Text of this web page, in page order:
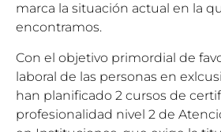
marca la situación actual en la
encontramos.
Con el objetivo primordial de
laboral de las personas en
han planificado 2 cursos de
profesionalidad nivel 2 de